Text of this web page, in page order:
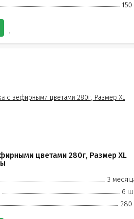
150
цветами 280г, Размер XL
3
6
280